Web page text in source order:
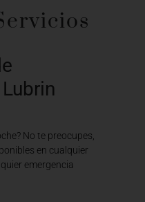
No te preocupes,
en cualquier
emergencia